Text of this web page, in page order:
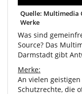
Quelle: Multimedia
Werke
Was sind
Source? Das
Darmstadt gibt
Merke:
An vielen
Schutzrechte, die